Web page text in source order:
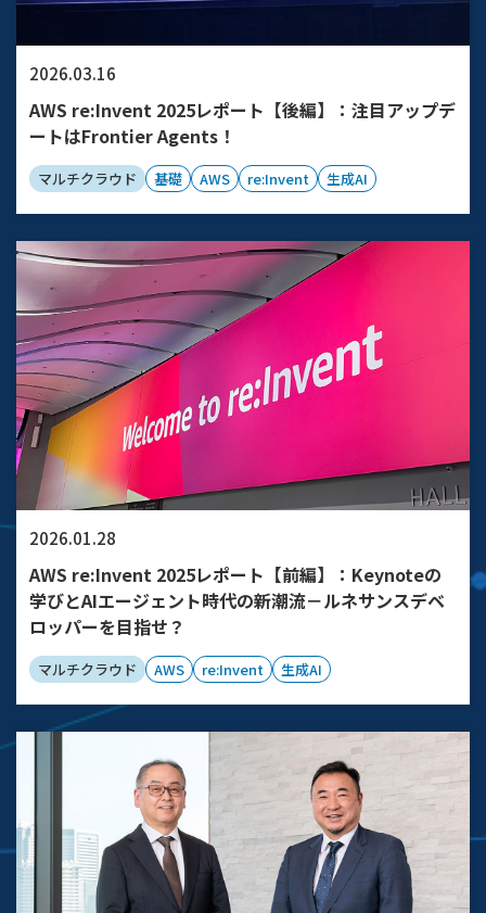
2026.03.16
AWS re:Invent 2025レポート【後編】：注目アップデ
ートはFrontier Agents！
マルチクラウド 基礎 AWS re:Invent 生成AI
2026.01.28
AWS re:Invent 2025レポート【前編】：Keynoteの
学びとAIエージェント時代の新潮流－ルネサンスデベ
ロッパーを目指せ？
マルチクラウド AWS re:Invent 生成AI